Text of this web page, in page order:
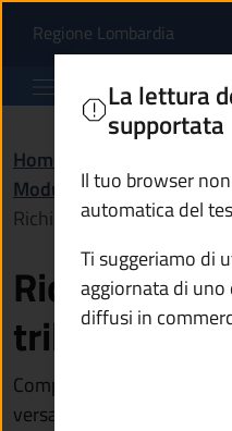
Richiesta
Regione Lombardia(apre in
Comune di
Home
Modulistica /
Richiesta di rimborso di
Richiesta di
tributi non
Compila il modulo per
versato somme maggiori
La lettura
supportata
Il tuo browser
automatica del
Ti suggeriamo di
aggiornata di
diffusi in